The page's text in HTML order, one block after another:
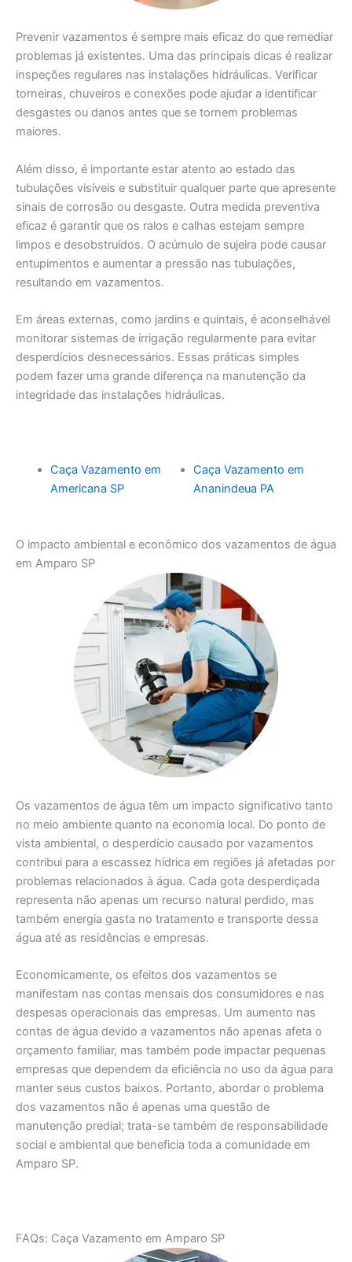
Prevenir vazamentos é sempre mais eficaz do que remediar
problemas já existentes. Uma das principais dicas é realizar
inspeções regulares nas instalações hidráulicas. Verificar
torneiras, chuveiros e conexões pode ajudar a identificar
desgastes ou danos antes que se tornem problemas
maiores.
Além disso, é importante estar atento ao estado das
tubulações visíveis e substituir qualquer parte que apresente
sinais de corrosão ou desgaste. Outra medida preventiva
eficaz é garantir que os ralos e calhas estejam sempre
limpos e desobstruídos. O acúmulo de sujeira pode causar
entupimentos e aumentar a pressão nas tubulações,
resultando em vazamentos.
Em áreas externas, como jardins e quintais, é aconselhável
monitorar sistemas de irrigação regularmente para evitar
desperdícios desnecessários. Essas práticas simples
podem fazer uma grande diferença na manutenção da
integridade das instalações hidráulicas.
Caça Vazamento em
Americana SP
Caça Vazamento em
Ananindeua PA
O impacto ambiental e econômico dos vazamentos de água
em Amparo SP
Os vazamentos de água têm um impacto significativo tanto
no meio ambiente quanto na economia local. Do ponto de
vista ambiental, o desperdício causado por vazamentos
contribui para a escassez hídrica em regiões já afetadas por
problemas relacionados à água. Cada gota desperdiçada
representa não apenas um recurso natural perdido, mas
também energia gasta no tratamento e transporte dessa
água até as residências e empresas.
Economicamente, os efeitos dos vazamentos se
manifestam nas contas mensais dos consumidores e nas
despesas operacionais das empresas. Um aumento nas
contas de água devido a vazamentos não apenas afeta o
orçamento familiar, mas também pode impactar pequenas
empresas que dependem da eficiência no uso da água para
manter seus custos baixos. Portanto, abordar o problema
dos vazamentos não é apenas uma questão de
manutenção predial; trata-se também de responsabilidade
social e ambiental que beneficia toda a comunidade em
Amparo SP.
FAQs: Caça Vazamento em Amparo SP